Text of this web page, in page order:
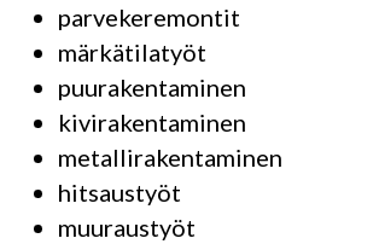
parvekeremontit
märkätilatyöt
puurakentaminen
kivirakentaminen
metallirakentaminen
hitsaustyöt
muuraustyöt